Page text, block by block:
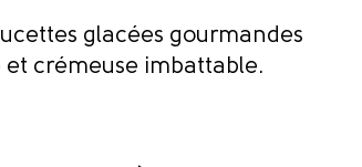
glacées gourmandes
et crémeuse imbattable.